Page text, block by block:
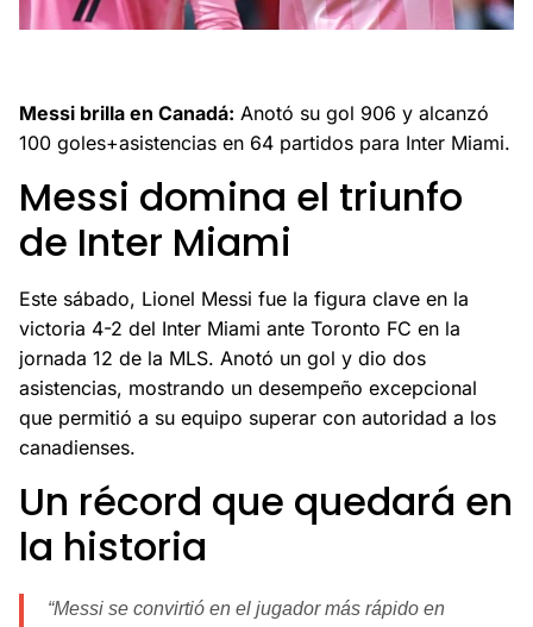
Messi brilla en Canadá: Anotó su gol 906 y alcanzó
100 goles+asistencias en 64 partidos para Inter Miami.
Messi domina el triunfo
de Inter Miami
Este sábado, Lionel Messi fue la figura clave en la
victoria 4-2 del Inter Miami ante Toronto FC en la
jornada 12 de la MLS. Anotó un gol y dio dos
asistencias, mostrando un desempeño excepcional
que permitió a su equipo superar con autoridad a los
canadienses.
Un récord que quedará en
la historia
“Messi se convirtió en el jugador más rápido en